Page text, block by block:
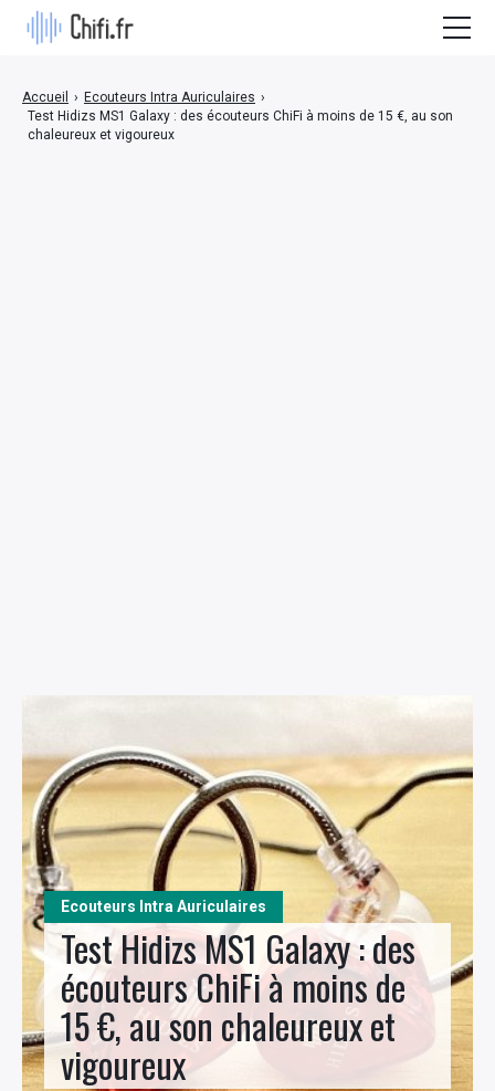
Ecouteurs Intra Auriculaires
Test Hidizs MS1 Galaxy : des
écouteurs ChiFi à moins de
15 €, au son chaleureux et
vigoureux
Accueil › Ecouteurs Intra Auriculaires ›
Test Hidizs MS1 Galaxy : des écouteurs ChiFi à moins de 15 €, au son
chaleureux et vigoureux
Bon plan